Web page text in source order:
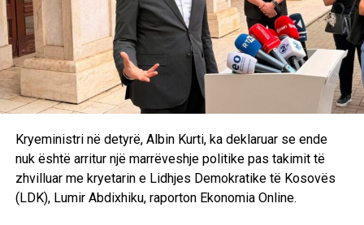
vendet, ku Shqipëria mbulon kryesisht me prodhim prej
hidrave dhe Kosova prej termocentraleve, si dhe
pamundësia e shfrytëzimit maksimal deri më sot të
burimeve tona në këto kohë të vështira e bënë më të
rëndësishëm përshpejtimin e bashkimit të tregjeve të dy
vendeve. Fakt që do të ndikojë në uljen e kostove dhe
dokumente janë hapat e parë konkret të një bashkëpunimi
mes dy Rregullatorëve të vendeve tona, është si një
kurorëzim i një përpjekje shumëvjeçare midis
Rregullatorëve për të pasur një platformë të njëjtë dhe për
Kryeministri në detyrë, Albin Kurti, ka deklaruar se ende
nuk është arritur një marrëveshje politike pas takimit të
zhvilluar me kryetarin e Lidhjes Demokratike të Kosovës
(LDK), Lumir Abdixhiku, raporton Ekonomia Online.